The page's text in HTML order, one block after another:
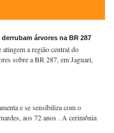
árvores na BR 287
a região central do
sobre a BR 287, em Jaguari,
e se sensibiliza com o
aos 72 anos . A cerimônia